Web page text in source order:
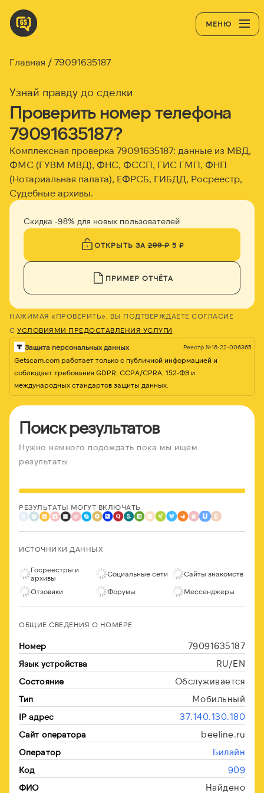
МЕНЮ
Главная 79091635187
Узнай правду до сделки
Проверить номер телефона
79091635187?
Комплексная проверка 79091635187: данные из МВД,
ФМС (ГУВМ МВД), ФНС, ФССП, ГИС ГМП, ФНП
(Нотариальная палата), ЕФРСБ, ГИБДД, Росреестр,
Судебные архивы.
Скидка -98% для новых пользователей
ОТКРЫТЬ ЗА299 ₽5 ₽
ПРИМЕР ОТЧЁТА
НАЖИМАЯ «ПРОВЕРИТЬ», ВЫ ПОДТВЕРЖДАЕТЕ СОГЛАСИЕ
С УСЛОВИЯМИ ПРЕДОСТАВЛЕНИЯ УСЛУГИ
Защита персональных данных Реестр №16-22-006365
Getscam.com работает только с публичной информацией и
соблюдает требования GDPR, CCPA/CPRA, 152-ФЗ и
международных стандартов защиты данных.
Поиск результатов
Нужно немного подождать пока мы ищем
результаты
РЕЗУЛЬТАТЫ МОГУТ ВКЛЮЧАТЬ
ИСТОЧНИКИ ДАННЫХ
Госреестры и
архивы
Социальные сети Сайты знакомств
Отзовики Форумы Мессенджеры
ОБЩИЕ СВЕДЕНИЯ О НОМЕРЕ
Номер 79091635187
Язык устройства RU/EN
Состояние Обслуживается
Тип Мобильный
IP адрес 37.140.130.180
Сайт оператора beeline.ru
Оператор Билайн
Код 909
ФИО Найдено